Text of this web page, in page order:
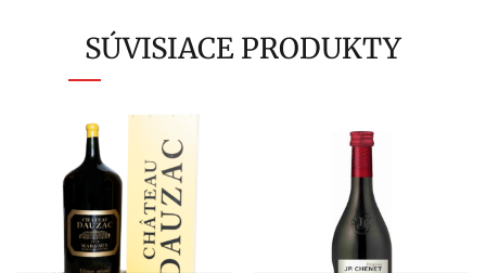
SÚVISIACE PRODUKTY